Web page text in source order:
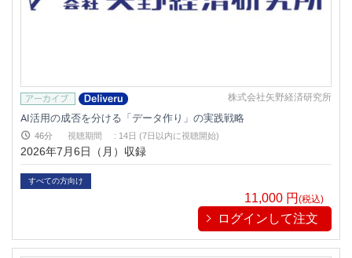
株式会社矢野経済研究所
AI活用の成否を分ける「データ作り」の実践戦略
46分 視聴期間 : 14日 (7日以内に視聴開始)
2026年7月6日（月）収録
すべての方向け
11,000 円(税込)
ログインして注文